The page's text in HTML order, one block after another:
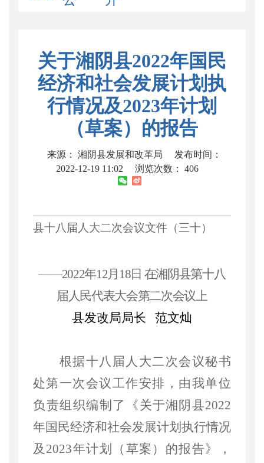
关于湘阴县2022年国民
经济和社会发展计划执
行情况及2023年计划
（草案）的报告
来源： 湘阴县发展和改革局
发布时间：
2022-12-19 11:02
浏览次数： 406
县十八届人大二次会议文件（三十）
——2022年12月18日 在湘阴县第十八
届人民代表大会第二次会议上
县发改局局长
范文灿
根据十八届人大二次会议秘书
处第一次会议工作安排，由我单位
负责组织编制了《关于湘阴县2022
年国民经济和社会发展计划执行情况
及2023年计划（草案）的报告》，